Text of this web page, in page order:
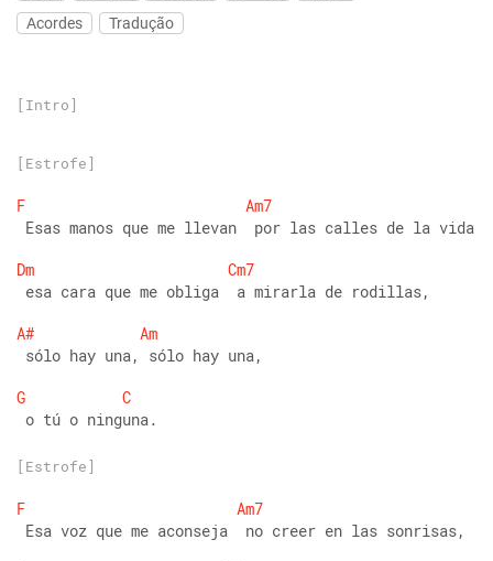
Acordes
Tradução
[Intro]
[Estrofe]
F
Am7
Esas manos que me llevan  por las calles de la vida
Dm
Cm7
esa cara que me obliga  a mirarla de rodillas,
A#
Am
sólo hay una, sólo hay una,
G
C
o tú o ninguna.
[Estrofe]
F
Am7
Esa voz que me aconseja  no creer en las sonrisas,